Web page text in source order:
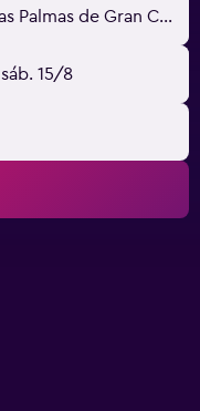
Isleta-Puerto-Guanarteme - Las Palmas de Gran Canaria, Gran Canaria, España
sáb. 15/8